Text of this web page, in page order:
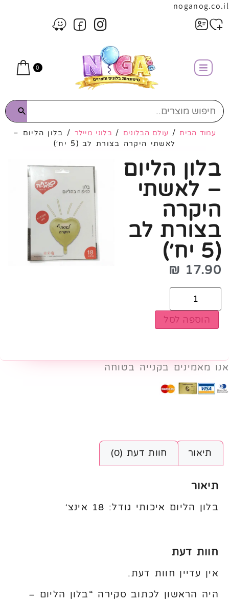
noganog.co.il
0
עמוד הבית/ עולם הבלונים /בלוני מיילר / בלון הליום –
לאשתי היקרה בצורת לב (5 יח׳)
בלון הליום
– לאשתי
היקרה
בצורת לב
(5 יח׳)
17.90
₪
הוספה לסל
אנו מאמינים בקנייה בטוחה
תיאור חוות דעת (0)
תיאור
בלון הליום איכותי גודל: 18 אינצ׳
חוות דעת
אין עדיין חוות דעת.
היה הראשון לכתוב סקירה “בלון הליום –